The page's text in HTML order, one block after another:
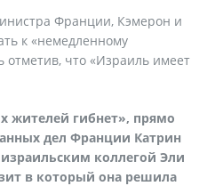
Франции, Кэмерон и
к «немедленному
что «Израиль имеет
гибнет», прямо
дел Франции Катрин
коллегой Эли
в который она решила